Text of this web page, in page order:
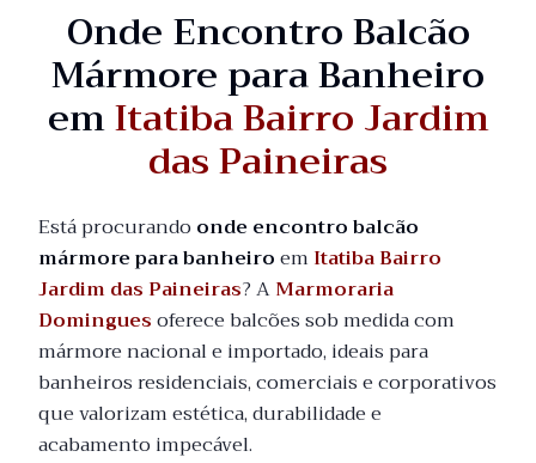
Onde Encontro Balcão
Mármore para Banheiro
emItatiba Bairro Jardim
das Paineiras
Está procurando onde encontro balcão
mármore para banheiroem Itatiba Bairro
Jardim das Paineiras? AMarmoraria
Dominguesoferece balcões sob medida com
mármore nacional e importado, ideais para
banheiros residenciais, comerciais e corporativos
que valorizam estética, durabilidade e
acabamento impecável.